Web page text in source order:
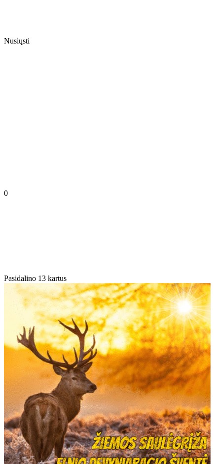
Nusiųsti
0
Pasidalino 13 kartus